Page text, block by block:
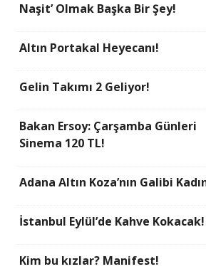
Naşit’ Olmak Başka Bir Şey!
Altın Portakal Heyecanı!
Gelin Takımı 2 Geliyor!
Bakan Ersoy: Çarşamba Günleri
Sinema 120 TL!
Adana Altın Koza’nın Galibi
İstanbul Eylül’de Kahve Kokacak!
Kim bu kızlar? Manifest!